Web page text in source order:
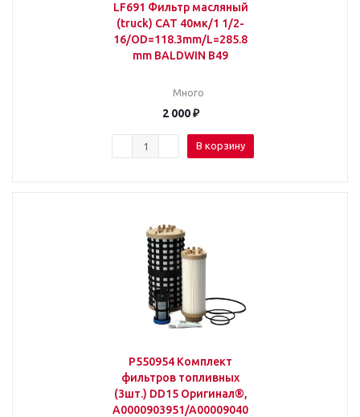
LF691 Фильтр масляный
(truck) CAT 40мк/1 1/2-
16/OD=118.3mm/L=285.8
mm BALDWIN B49
Много
2 000₽
В корзину
P550954 Комплект
фильтров топливных
(3шт.) DD15 Оригинал®,
A0000903951/A00009040